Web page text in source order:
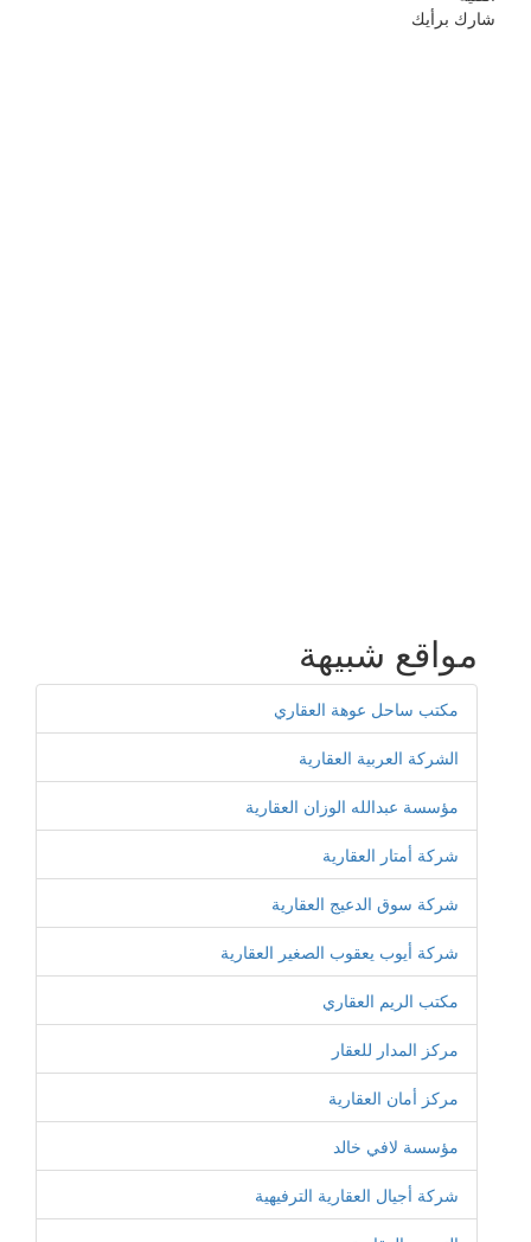
شارك برأيك
مواقع شبيهة
مكتب ساحل عوهة العقاري
الشركة العربية العقارية
مؤسسة عبدالله الوزان العقارية
شركة أمتار العقارية
شركة سوق الدعيج العقارية
شركة أيوب يعقوب الصغير العقارية
مكتب الريم العقاري
مركز المدار للعقار
مركز أمان العقارية
مؤسسة لافي خالد
شركة أجيال العقارية الترفيهية